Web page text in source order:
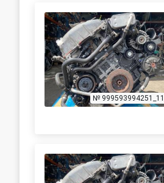
№ 999593994251_11